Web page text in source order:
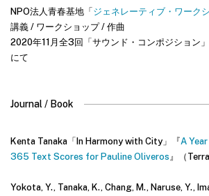
NPO法人青春基地「ジェネレーティブ・ワーク
講義 / ワークショップ / 作曲
2020年11月全3回「サウンド・コンポジション
にて
Journal / Book
Kenta Tanaka「In Harmony with City」『A
365 Text Scores for Pauline Oliveros 』（
Yokota, Y., Tanaka, K., Chang, M., Naruse, Y.,